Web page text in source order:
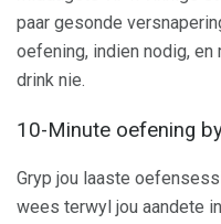
paar gesonde
oefening, indien nodig,
drink nie.
10-Minute oefening
Gryp jou laaste
wees terwyl jou aandete